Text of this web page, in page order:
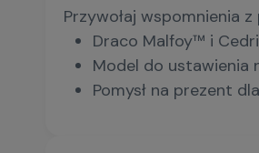
Przywołaj wspomnienia
Draco Malfoy™ i
Model do ustawienia
Pomysł na prezent